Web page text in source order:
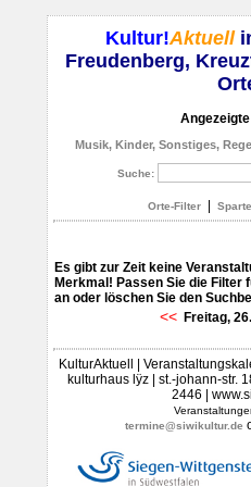
Kultur!Aktuell
Freudenberg,
Musik, Kinder, Sonstiges,
Suche:
Orte-Filter
Es gibt zur Zeit keine
Merkmal! Passen Sie die Filter
an oder löschen Sie den
<< Freitag,
KulturAktuell |
kulturhaus lÿz | st.-johann-str.
2446 |
termine@siwikultur.de